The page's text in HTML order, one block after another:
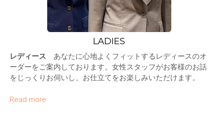
LADIES
レディース あなたに心地よくフィットするレディースのオ
ーダーをご案内しております。女性スタッフがお客様のお話
をじっくりお伺いし、お仕立てをお楽しみいただけます。
Read more